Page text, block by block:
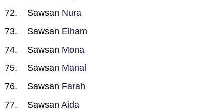
Sawsan Nura
Sawsan Elham
Sawsan Mona
Sawsan Manal
Sawsan Farah
Sawsan Aida